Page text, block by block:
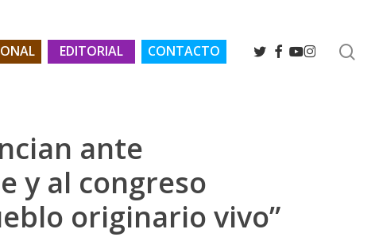
EDITORIAL CONTACTO TWITTER
FACEBOOK
YOUTUBE
INSTAGRAM
ante
y al congreso
originario vivo”